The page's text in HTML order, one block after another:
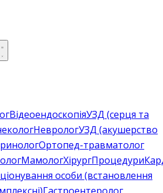
ВідеоендоскопіяУЗД (серця та
НеврологУЗД (акушерство
Ортопед-травматолог
МамологХірургПроцедури
особи (встановлення